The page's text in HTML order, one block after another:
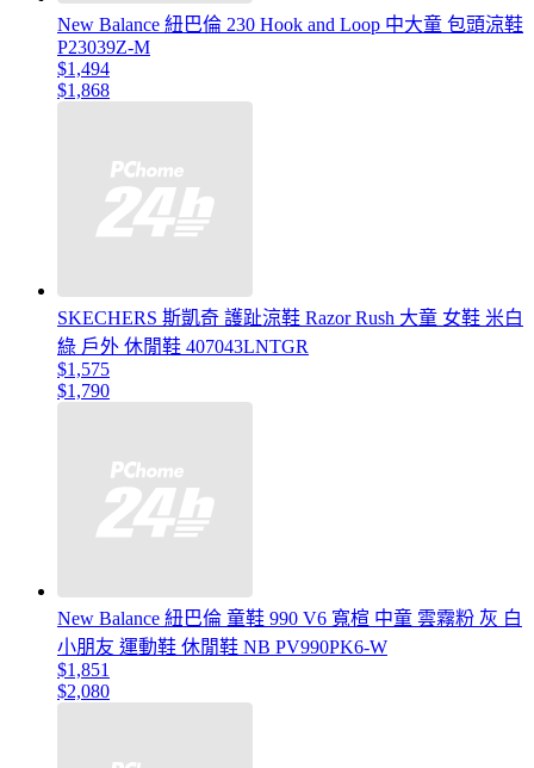
New Balance 紐巴倫 230 Hook and Loop 中大童 包頭涼鞋
P23039Z-M
$1,494
$1,868
SKECHERS 斯凱奇 護趾涼鞋 Razor Rush 大童 女鞋 米白
綠 戶外 休閒鞋 407043LNTGR
$1,575
$1,790
New Balance 紐巴倫 童鞋 990 V6 寬楦 中童 雲霧粉 灰 白
小朋友 運動鞋 休閒鞋 NB PV990PK6-W
$1,851
$2,080